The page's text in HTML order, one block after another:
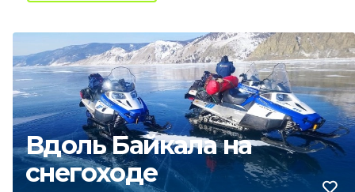
Вдоль Байкала на
снегоходе